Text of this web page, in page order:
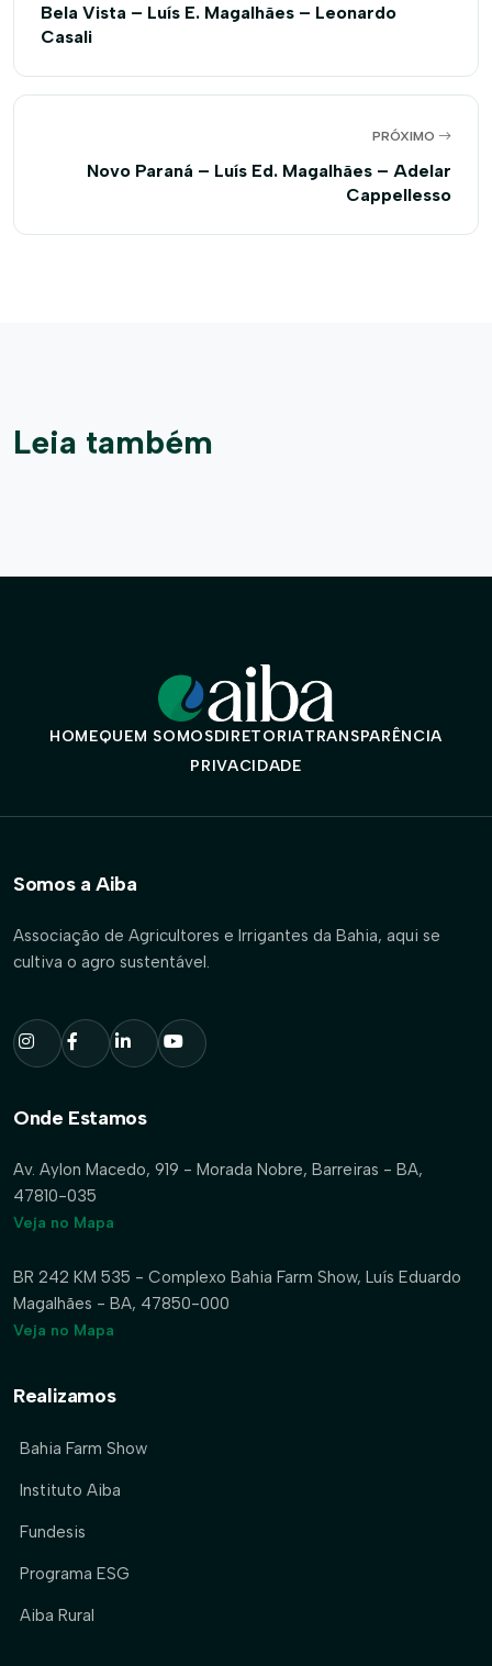
Bela Vista – Luís E. Magalhães – Leonardo
Casali
PRÓXIMO
Novo Paraná – Luís Ed. Magalhães – Adelar
Cappellesso
Leia também
HOMEQUEM SOMOSDIRETORIATRANSPARÊNCIA
PRIVACIDADE
Somos a Aiba
Associação de Agricultores e Irrigantes da Bahia, aqui se
cultiva o agro sustentável.
Onde Estamos
Av. Aylon Macedo, 919 - Morada Nobre, Barreiras - BA,
47810-035
Veja no Mapa
BR 242 KM 535 - Complexo Bahia Farm Show, Luís Eduardo
Magalhães - BA, 47850-000
Veja no Mapa
Realizamos
Bahia Farm Show
Instituto Aiba
Fundesis
Programa ESG
Aiba Rural